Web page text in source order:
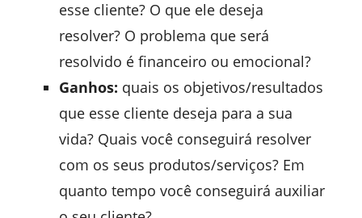
esse cliente? O que ele deseja
resolver? O problema que será
resolvido é financeiro ou emocional?
Ganhos: quais os objetivos/resultados
que esse cliente deseja para a sua
vida? Quais você conseguirá resolver
com os seus produtos/serviços? Em
quanto tempo você conseguirá auxiliar